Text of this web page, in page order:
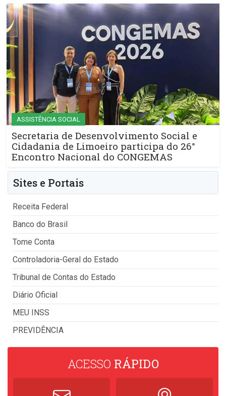
ASSISTÊNCIA SOCIAL
Secretaria de Desenvolvimento Social e
Cidadania de Limoeiro participa do 26°
Encontro Nacional do CONGEMAS
Sites e Portais
Receita Federal
Banco do Brasil
Tome Conta
Controladoria-Geral do Estado
Tribunal de Contas do Estado
Diário Oficial
MEU INSS
PREVIDÊNCIA
ACESSO RÁPIDO